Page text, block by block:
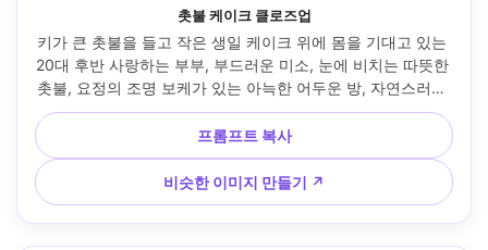
촛불 케이크 클로즈업
키가 큰 촛불을 들고 작은 생일 케이크 위에 몸을 기대고 있는
20대 후반 사랑하는 부부, 부드러운 미소, 눈에 비치는 따뜻한
촛불, 요정의 조명 보케가 있는 아늑한 어두운 방, 자연스러운
피부 질감, 소니 A7IV 85mm f/1.4로 촬영, 근접 인물, 얕은 피
사계, 영화 같은 따뜻한 색상 등급, 초사실적, 편집 사진 --ar
4:5
프롬프트 복사
비슷한 이미지 만들기 ↗